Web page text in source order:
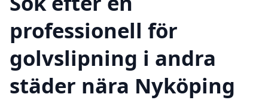
professionell för
golvslipning i andra
städer nära Nyköping